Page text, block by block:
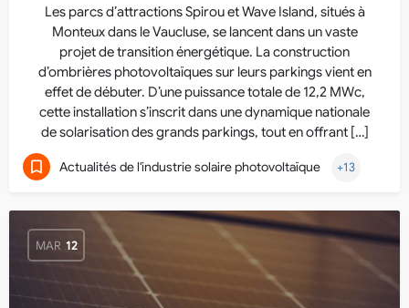
Les parcs d’attractions Spirou et Wave Island, situés à
Monteux dans le Vaucluse, se lancent dans un vaste
projet de transition énergétique. La construction
d’ombrières photovoltaïques sur leurs parkings vient en
effet de débuter. D’une puissance totale de 12,2 MWc,
cette installation s’inscrit dans une dynamique nationale
de solarisation des grands parkings, tout en offrant […]
Actualités de l'industrie solaire photovoltaïque +13
MAR 12